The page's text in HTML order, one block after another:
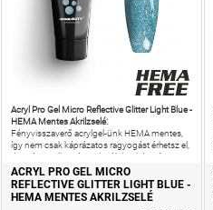
Acryl Pro Gel Micro Reflective Glitter Light Blue -
HEMA Mentes Akrilzselé:
Fényvisszaverő acrylgel-ünk HEMA mentes,
így nem csak káprázatos ragyogást érhetsz el,
de még az allergiás reakciók kockázatát is
csökkentheted!
ACRYL PRO GEL MICRO
REFLECTIVE GLITTER LIGHT BLUE -
HEMA MENTES AKRILZSELÉ